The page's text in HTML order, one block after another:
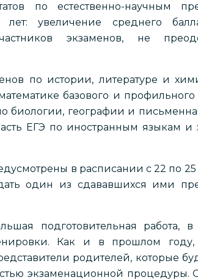
по естественно-научным
лет: увеличение среднего
экзаменов, не
по истории, литературе и
базового и профильного
географии и
ЕГЭ по иностранным языкам и
в расписании с 22 по
один из сдававшихся ими
подготовительная работа,
Как и в прошлом
родителей, которые
экзаменационной процедуры.